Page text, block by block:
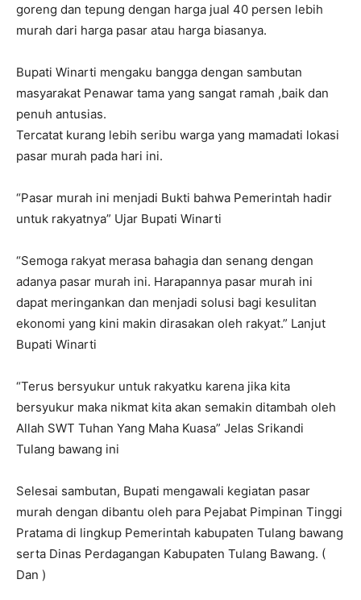
goreng dan tepung dengan harga jual 40 persen lebih
murah dari harga pasar atau harga biasanya.
Bupati Winarti mengaku bangga dengan sambutan
masyarakat Penawar tama yang sangat ramah ,baik dan
penuh antusias.
Tercatat kurang lebih seribu warga yang mamadati lokasi
pasar murah pada hari ini.
“Pasar murah ini menjadi Bukti bahwa Pemerintah hadir
untuk rakyatnya” Ujar Bupati Winarti
“Semoga rakyat merasa bahagia dan senang dengan
adanya pasar murah ini. Harapannya pasar murah ini
dapat meringankan dan menjadi solusi bagi kesulitan
ekonomi yang kini makin dirasakan oleh rakyat.” Lanjut
Bupati Winarti
“Terus bersyukur untuk rakyatku karena jika kita
bersyukur maka nikmat kita akan semakin ditambah oleh
Allah SWT Tuhan Yang Maha Kuasa” Jelas Srikandi
Tulang bawang ini
Selesai sambutan, Bupati mengawali kegiatan pasar
murah dengan dibantu oleh para Pejabat Pimpinan Tinggi
Pratama di lingkup Pemerintah kabupaten Tulang bawang
serta Dinas Perdagangan Kabupaten Tulang Bawang. (
Dan )